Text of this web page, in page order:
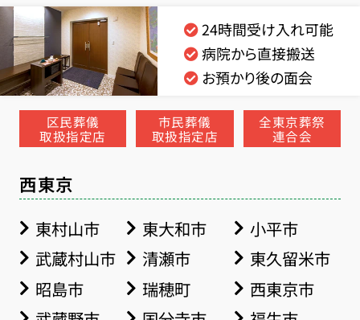
24時間受け入れ可能
病院から直接搬送
お預かり後の面会
区民葬儀
取扱指定店
市民葬儀
取扱指定店
全東京葬祭
連合会
西東京
東村山市 東大和市
小平市
武蔵村山市
清瀬市
東久留米市
昭島市
瑞穂町
西東京市